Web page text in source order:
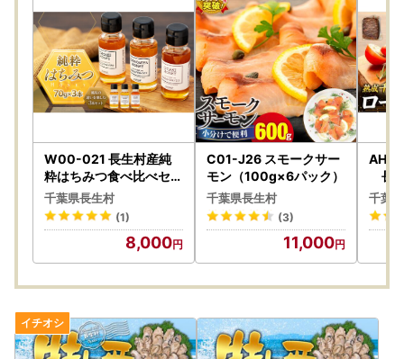
W00-021 長生村産純
粋はちみつ食べ比べセッ
ト（70g×3）
千葉県長生村
(1)
8,000
C01-J26 スモークサー
モン（100g×6パック）
千葉県長生村
(3)
11,000
長
千葉